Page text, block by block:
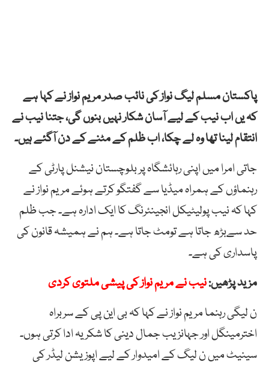
پاکستان مسلم لیگ نواز کی نائب صدر مریم نواز نے کہا ہے
کہ یں اب نیب کے لیے آسان شکار نہیں بنوں گی، جتنا نیب نے
انتقام لینا تھا وہ لے چکا، اب ظلم کے مٹنے کے دن آگئے ہیں۔
جاتی امرا میں اپنی رہائشگاہ پر بلوچستان نیشنل پارٹی کے
رہنماؤں کے ہمراہ میڈیا سے گفتگو کرتے ہوئے مریم نواز نے
کہا کہ نیب پولیٹیکل انجینئرنگ کا ایک ادارہ ہے۔ جب ظلم
حد سےبڑھ جاتا ہے تومٹ جاتا ہے۔ ہم نے ہمیشہ قانون کی
پاسداری کی ہے۔
مزید پڑھیں:نیب نے مریم نواز کی پیشی ملتوی کردی
ن لیگی رہنما مریم نواز نے کہا کہ بی این پی کے سربراہ
اخترمینگل اور جہانزیب جمال دینی کا شکریہ ادا کرتی ہوں۔
سینیٹ میں ن لیگ کے امیدوار کے لیے اپوزیشن لیڈر کی